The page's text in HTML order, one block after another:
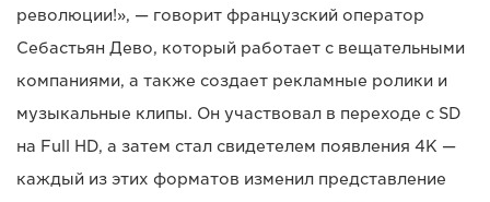
революции!», — говорит французский оператор
Себастьян Дево, который работает с вещательными
компаниями, а также создает рекламные ролики и
музыкальные клипы. Он участвовал в переходе с SD
на Full HD, а затем стал свидетелем появления 4K —
каждый из этих форматов изменил представление